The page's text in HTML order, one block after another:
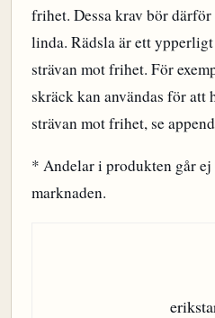
frihet. Dessa krav bör
linda. Rädsla är ett
strävan mot frihet. För
skräck kan användas för att
strävan mot frihet, se
* Andelar i produkten går
marknaden.